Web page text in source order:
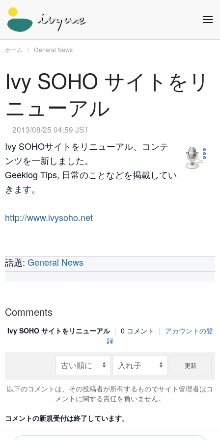
ホーム General News
Ivy SOHO サイトをリ
ニューアル
2013/08/25 04:59 JST
Ivy SOHOサイトをリニューアル、コンテ
ンツを一新しました。
Geeklog Tips, 日常のことなどを掲載してい
きます。
http://www.ivysoho.net
話題: General News
Comments
Ivy SOHO サイトをリニューアル | 0 コメント | アカウントの登
録
更新
以下のコメントは、その投稿者が所有するものでサイト管理者はコ
メントに関する責任を負いません。
コメントの新規受付は終了しています。